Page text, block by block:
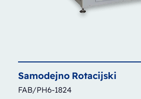
Samodejno Rotacijski
FAB/PH6-1824